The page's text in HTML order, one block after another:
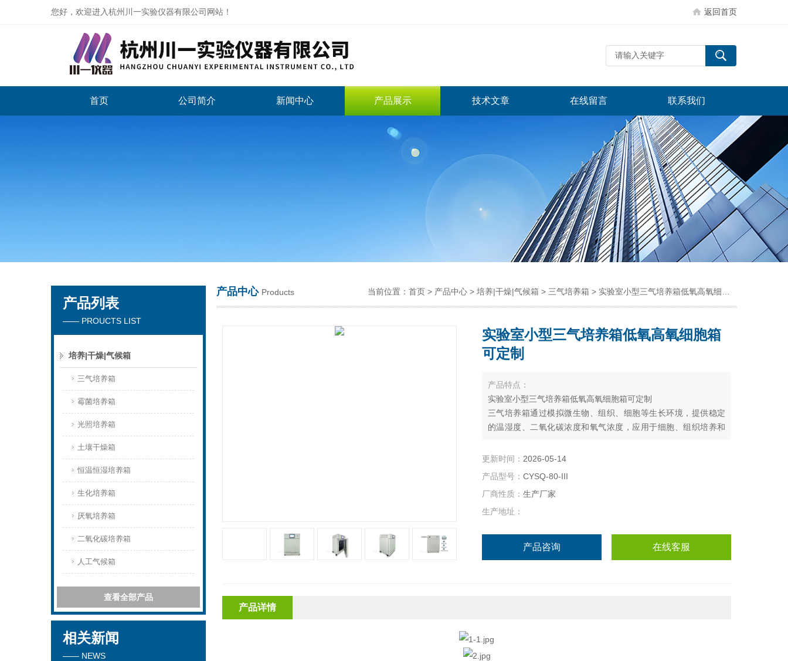
您好，欢迎进入杭州川一实验仪器有限公司网站！ 返回首页
杭州川一实验仪器有限公司
首页 公司简介 新闻中心 产品展示 技术文章 在线留言 联系我们
产品列表
—— PROUCTS LIST
培养|干燥|气候箱
三气培养箱
霉菌培养箱
光照培养箱
土壤干燥箱
恒温恒湿培养箱
生化培养箱
厌氧培养箱
二氧化碳培养箱
人工气候箱
查看全部产品
相关新闻
—— NEWS
产品中心 Products 当前位置： 首页 > 产品中心 > 培养|干燥|气候箱 > 三气培养箱 > 实验室小型三气培养箱低氧高氧细胞箱可定制
实验室小型三气培养箱低氧高氧细胞箱
可定制
产品特点：
实验室小型三气培养箱低氧高氧细胞箱可定制
三气培养箱通过模拟微生物、组织、细胞等生长环境，提供稳定
的温湿度、二氧化碳浓度和氧气浓度，应用于细胞、组织培养和
更新时间： 2026-05-14
产品型号： CYSQ-80-III
厂商性质： 生产厂家
生产地址：
产品咨询 在线客服
产品详情